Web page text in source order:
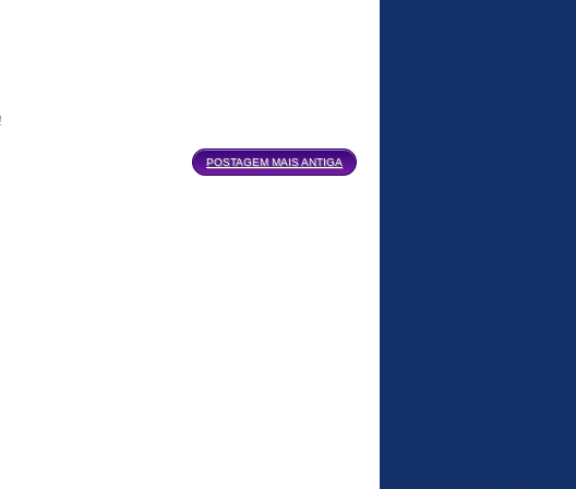
POSTAGEM MAIS ANTIGA